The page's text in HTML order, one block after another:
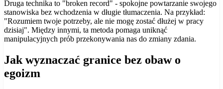
Druga technika to "broken record" - spokojne powtarzanie swojego
stanowiska bez wchodzenia w długie tłumaczenia. Na przykład:
"Rozumiem twoje potrzeby, ale nie mogę zostać dłużej w pracy
dzisiaj". Między innymi, ta metoda pomaga uniknąć
manipulacyjnych prób przekonywania nas do zmiany zdania.
Jak wyznaczać granice bez obaw o
egoizm